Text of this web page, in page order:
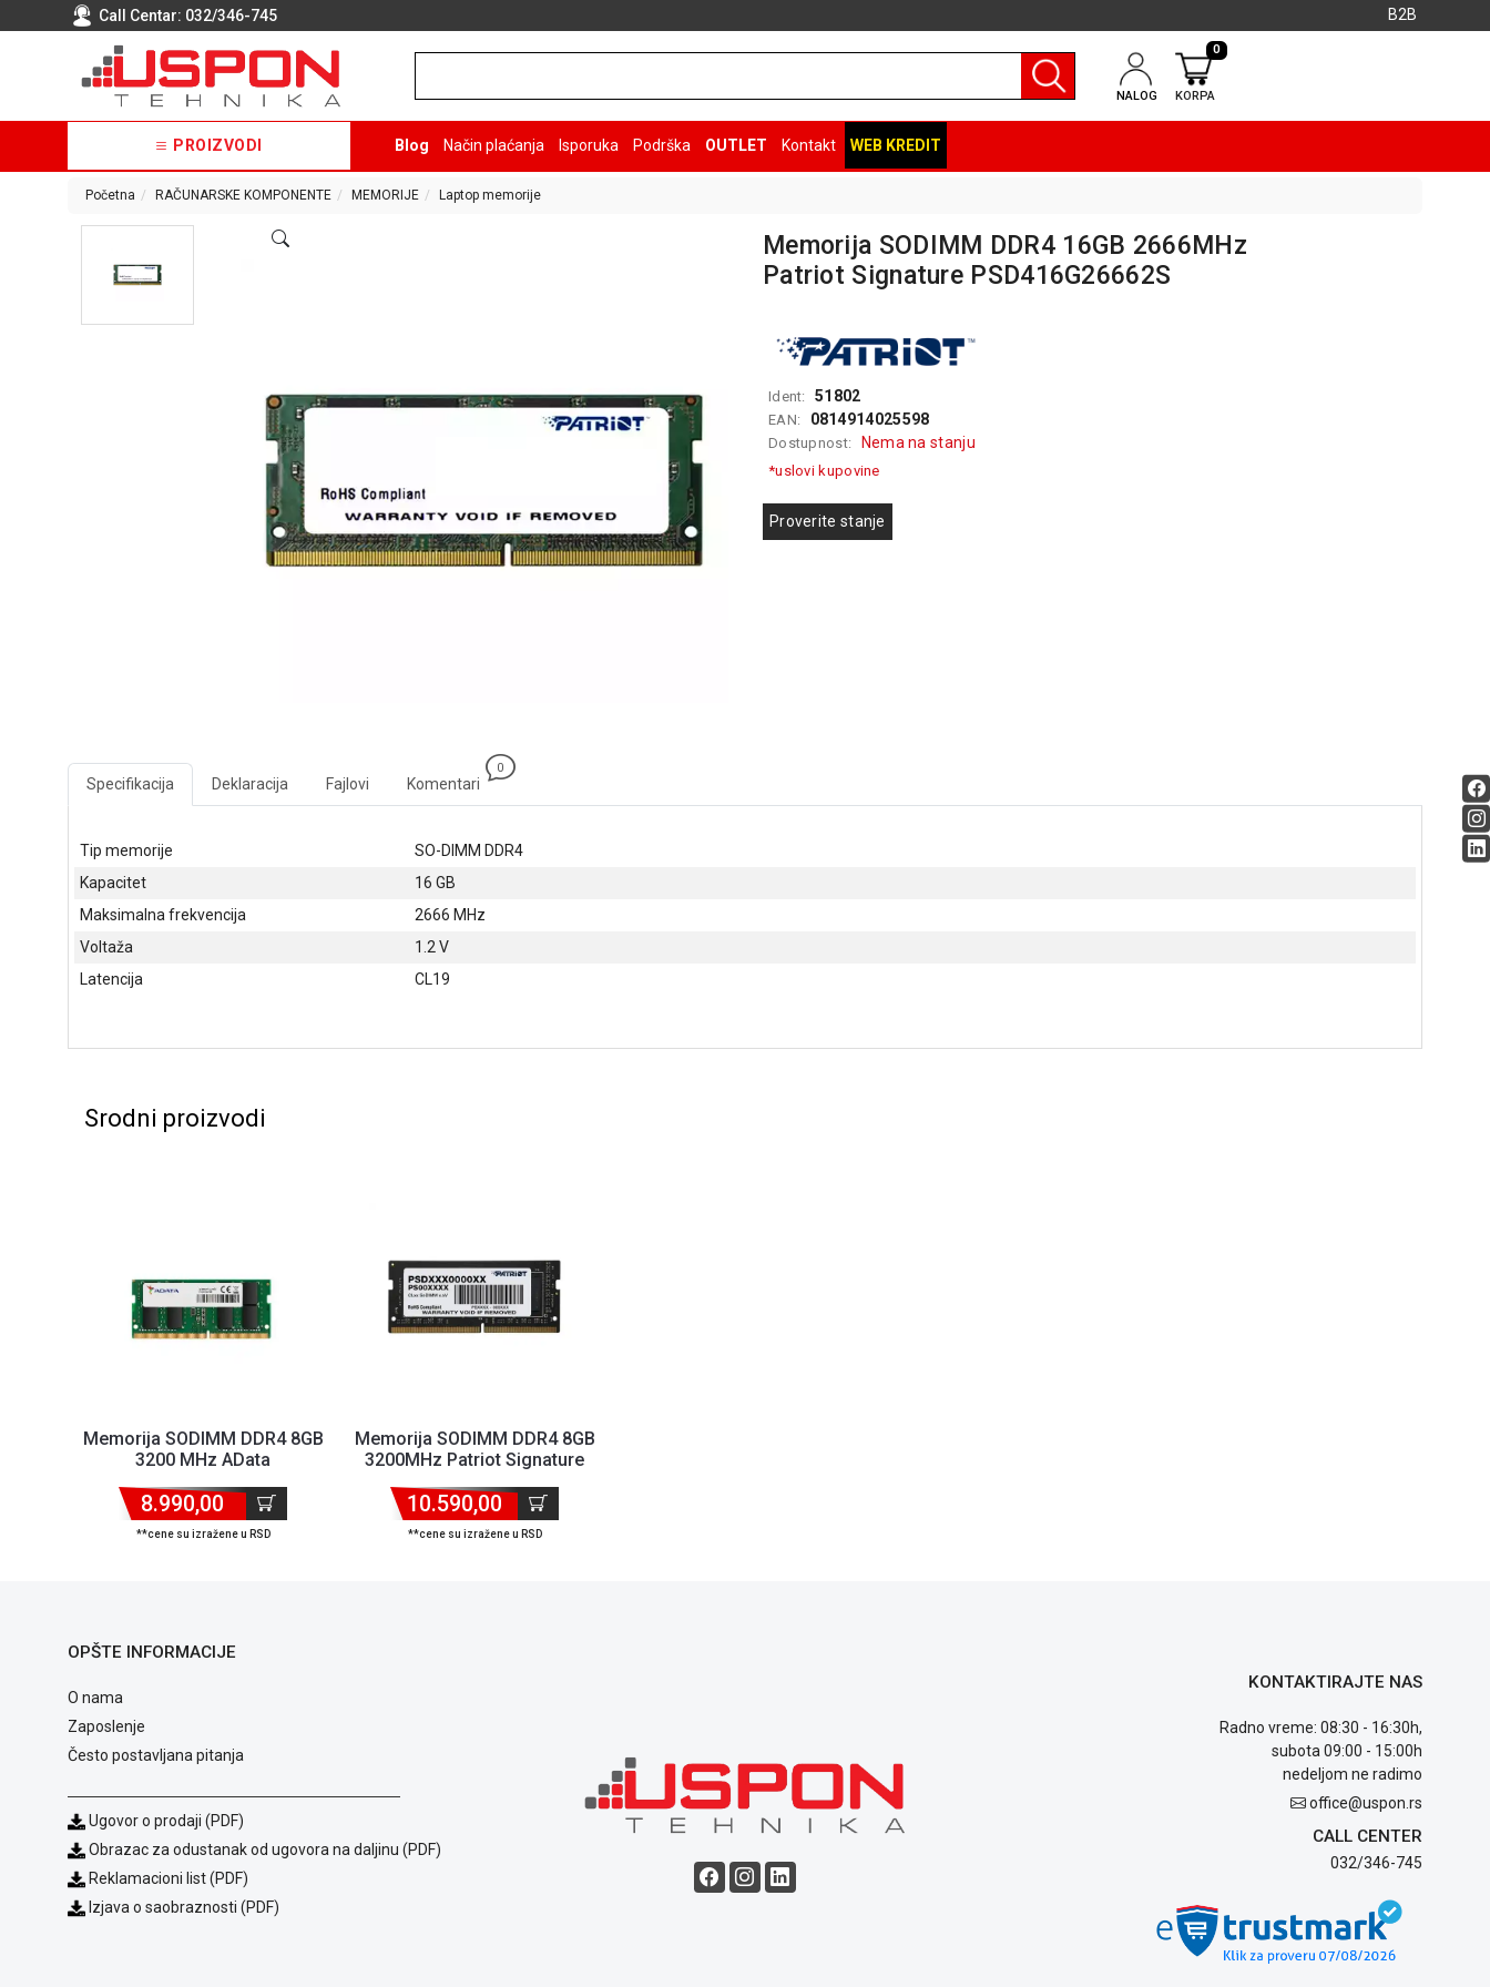
Call Centar: 032/346-745 B2B
NALOG KORPA
0
PROIZVODI Blog Način plaćanja Isporuka Podrška OUTLET Kontakt WEB KREDIT
Početna RAČUNARSKE KOMPONENTE MEMORIJE Laptop memorije
Memorija SODIMM DDR4 16GB 2666MHz
Patriot Signature PSD416G26662S
Ident: 51802
EAN: 0814914025598
Dostupnost: Nema na stanju
*uslovi kupovine
Proverite stanje
Specifikacija Deklaracija Fajlovi Komentari
0
Tip memorije
SO-DIMM DDR4
Kapacitet
16 GB
Maksimalna frekvencija
2666 MHz
Voltaža
1.2 V
Latencija
CL19
Srodni proizvodi
Memorija SODIMM DDR4 8GB
3200 MHz AData
8.990,00
**cene su izražene u RSD
Memorija SODIMM DDR4 8GB
3200MHz Patriot Signature
10.590,00
**cene su izražene u RSD
OPŠTE INFORMACIJE
O nama
Zaposlenje
Često postavljana pitanja
Ugovor o prodaji (PDF)
Obrazac za odustanak od ugovora na daljinu (PDF)
Reklamacioni list (PDF)
Izjava o saobraznosti (PDF)
KONTAKTIRAJTE NAS
Radno vreme: 08:30 - 16:30h,
subota 09:00 - 15:00h
nedeljom ne radimo
office@uspon.rs
CALL CENTER
032/346-745